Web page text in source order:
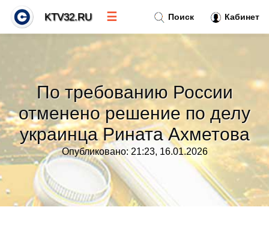
По требованию России
отменено решение по делу
украинца Рината Ахметова
Опубликовано: 21:23, 16.01.2026
Поиск Кабинет
KTV32.RU ☰
Тренды новостей»
Рубрики»
Правила
Контакт»